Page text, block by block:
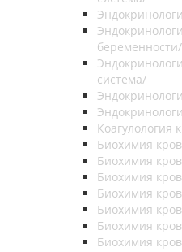
беременности/
система/
Биохимия
Биохимия
Биохимия
Биохимия
Биохимия
Биохимия
Биохимия